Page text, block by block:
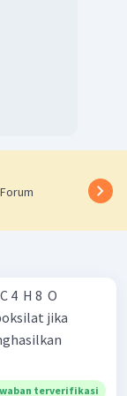
4 ​ H 8 ​ O
terverifikasi